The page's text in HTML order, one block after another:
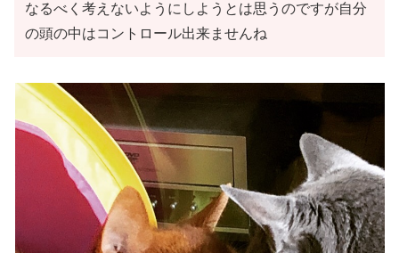
なるべく考えないようにしようとは思うのですが自分
の頭の中はコントロール出来ませんね